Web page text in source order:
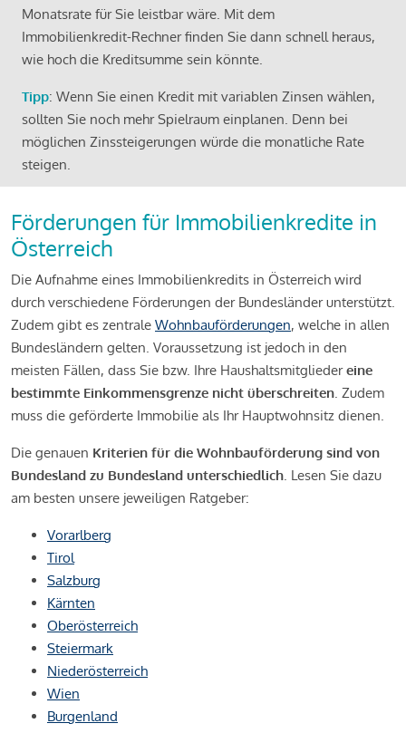
Monatsrate für Sie leistbar wäre. Mit dem
Immobilienkredit-Rechner finden Sie dann schnell heraus,
wie hoch die Kreditsumme sein könnte.
Tipp: Wenn Sie einen Kredit mit variablen Zinsen wählen,
sollten Sie noch mehr Spielraum einplanen. Denn bei
möglichen Zinssteigerungen würde die monatliche Rate
steigen.
Förderungen für Immobilienkredite in
Österreich
Die Aufnahme eines Immobilienkredits in Österreich wird
durch verschiedene Förderungen der Bundesländer unterstützt.
Zudem gibt es zentrale Wohnbauförderungen, welche in allen
Bundesländern gelten. Voraussetzung ist jedoch in den
meisten Fällen, dass Sie bzw. Ihre Haushaltsmitgliedereine
bestimmte Einkommensgrenze nicht überschreiten. Zudem
muss die geförderte Immobilie als Ihr Hauptwohnsitz dienen.
Die genauen Kriterien für die Wohnbauförderung sind von
Bundesland zu Bundesland unterschiedlich. Lesen Sie dazu
am besten unsere jeweiligen Ratgeber:
Vorarlberg
Tirol
Salzburg
Kärnten
Oberösterreich
Steiermark
Niederösterreich
Wien
Burgenland